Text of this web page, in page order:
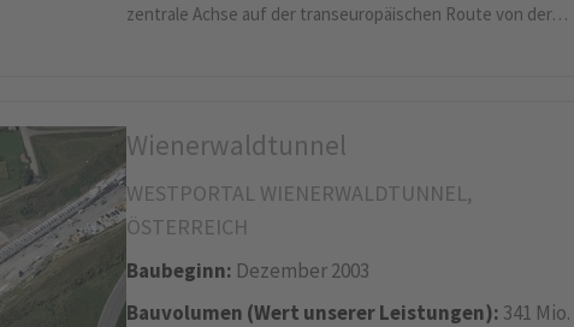
zentrale Achse auf der transeuropäischen Route von der…
Wienerwaldtunnel
WESTPORTAL WIENERWALDTUNNEL,
ÖSTERREICH
Baubeginn: Dezember 2003
Bauvolumen (Wert unserer Leistungen): 341 Mio.